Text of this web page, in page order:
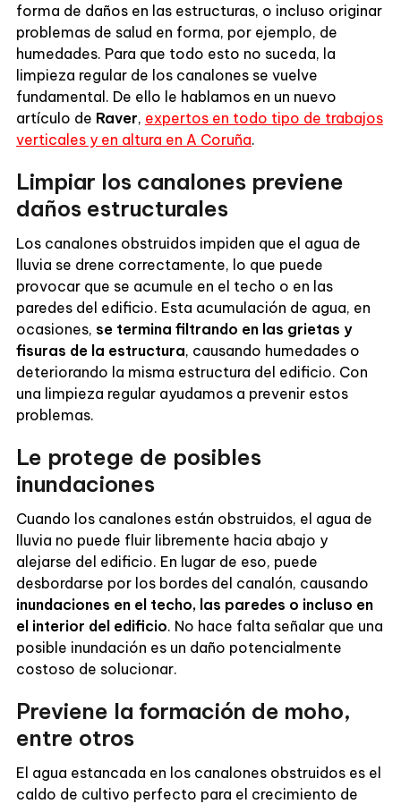
forma de daños en las estructuras, o incluso originar
problemas de salud en forma, por ejemplo, de
humedades. Para que todo esto no suceda, la
limpieza regular de los canalones se vuelve
fundamental. De ello le hablamos en un nuevo
artículo de Raver, expertos en todo tipo de trabajos
verticales y en altura en A Coruña.
Limpiar los canalones previene
daños estructurales
Los canalones obstruidos impiden que el agua de
lluvia se drene correctamente, lo que puede
provocar que se acumule en el techo o en las
paredes del edificio. Esta acumulación de agua, en
ocasiones, se termina filtrando en las grietas y
fisuras de la estructura, causando humedades o
deteriorando la misma estructura del edificio. Con
una limpieza regular ayudamos a prevenir estos
problemas.
Le protege de posibles
inundaciones
Cuando los canalones están obstruidos, el agua de
lluvia no puede fluir libremente hacia abajo y
alejarse del edificio. En lugar de eso, puede
desbordarse por los bordes del canalón, causando
inundaciones en el techo, las paredes o incluso en
el interior del edificio. No hace falta señalar que una
posible inundación es un daño potencialmente
costoso de solucionar.
Previene la formación de moho,
entre otros
El agua estancada en los canalones obstruidos es el
caldo de cultivo perfecto para el crecimiento de